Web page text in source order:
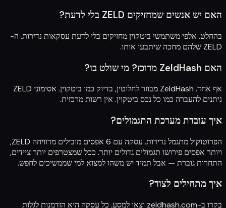
האם יש אנשים שמחזיקים ZELD בלי לדעת?
בהחלט. אלפי משתמשי ביטקוין מחזיקים בלי לדעת עסקאות נדירות. ה-
ZELD שלהם מחכה שיתבעו אותו.
האם ZeldHash מרוכז? מי שולט בו?
אף אחד. ZeldHash מבוזר לחלוטין, בדיוק כמו ביטקוין. אסימוני ZELD
ניתנים להעברה כמו כל נכס ביטקוין. אין רשות מרכזית.
איך עובדת מערכת התגמולים?
הפרוטוקול מתגמל נדירות. עסקה עם 6 אפסים מובילים מרוויחה ZELD,
ויותר אפסים פירושו תגמולים גדולים יותר. ככל שמצטרפים יותר ציידים,
התחרות גוברת — אבל תמיד יש משהו למצוא למי שממשיכים לחפש.
איך מתחילים לצוד?
בקרו ב-zeldhash.com וצאו למסע. כל עסקה היא הזדמנות לגלות